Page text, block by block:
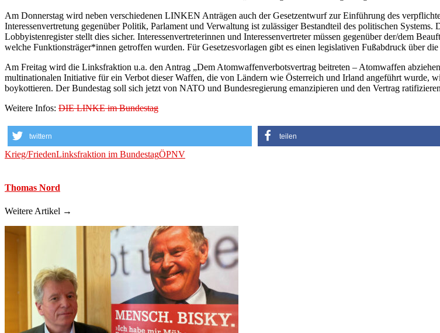
Am Donnerstag wird neben verschiedenen LINKEN Anträgen auch der Gesetzentwurf zur Einführung des
Interessenvertretung gegenüber Politik, Parlament und Verwaltung ist zulässiger Bestandteil des politischen
Lobbyistenregister stellt dies sicher. Interessenvertreterinnen und Interessenvertreter müssen gegenüber der/dem
welche Funktionsträger*innen getroffen wurden. Für Gesetzesvorlagen gibt es einen legislativen Fußabdruck über
Am Freitag wird die Linksfraktion u.a. den Antrag „Dem Atomwaffenverbotsvertrag beitreten – Atomwaffen
multinationalen Initiative für ein Verbot dieser Waffen, die von Ländern wie Österreich und Irland angeführt wurde,
boykottieren. Der Bundestag soll sich jetzt von NATO und Bundesregierung emanzipieren und den Vertrag
Weitere Infos: DIE LINKE im Bundestag
twittern teilen
Krieg/FriedenLinksfraktion im BundestagÖPNV
Thomas Nord
Weitere Artikel →